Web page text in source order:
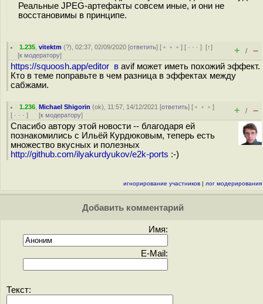
Реальные JPEG-артефакты совсем иные, и они не
восстановимы в принципе.
1.235 ,vitektm (?), 02:37, 02/09/2020 [ответить] [ ﹢﹢﹢] [ · · ·][↑]
[к модератору] + / –
https://squoosh.app/editor в avif может иметь похожий эффект.
Кто в теме поправьте в чем разница в эффектах между
сабжами.
1.236 ,Michael Shigorin (ok), 11:57, 14/12/2021 [ответить] [ ﹢﹢﹢]
[ · · · ] [к модератору] + / –
Спасибо автору этой новости -- благодаря ей
познакомились с Ильёй Курдюковым, теперь есть
множество вкусных и полезных
http://github.com/ilyakurdyukov/e2k-ports :-)
игнорирование участников | лог модерирования
Добавить комментарий
Имя:
E-Mail:
Текст: